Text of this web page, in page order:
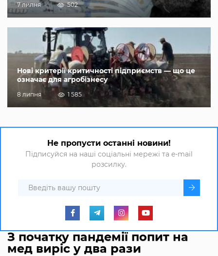
7 липня 502
Нові критерії критичності підприємств — що це
означає для агробізнесу
8 липня 1 585
Не пропусти останні новини!
Підписуйся на наші соціальні мережі та e-mail
розсилку.
З початку пандемії попит на
мед виріс у два рази